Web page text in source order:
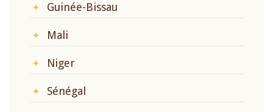
Guinée-Bissau
Mali
Niger
Sénégal